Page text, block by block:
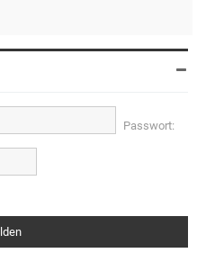
Passwort: